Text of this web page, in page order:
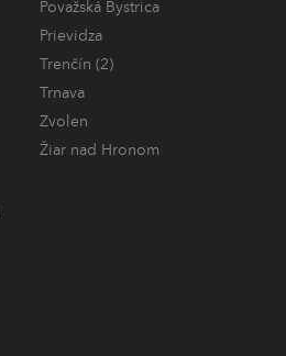
Považská Bystrica
Prievidza
Trenčín (2)
Trnava
Zvolen
Žiar nad Hronom